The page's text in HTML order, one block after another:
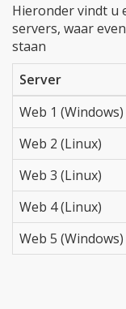
Hieronder vindt u
servers, waar
staan
Server
Web 1 (Windows)
Web 2 (Linux)
Web 3 (Linux)
Web 4 (Linux)
Web 5 (Windows)